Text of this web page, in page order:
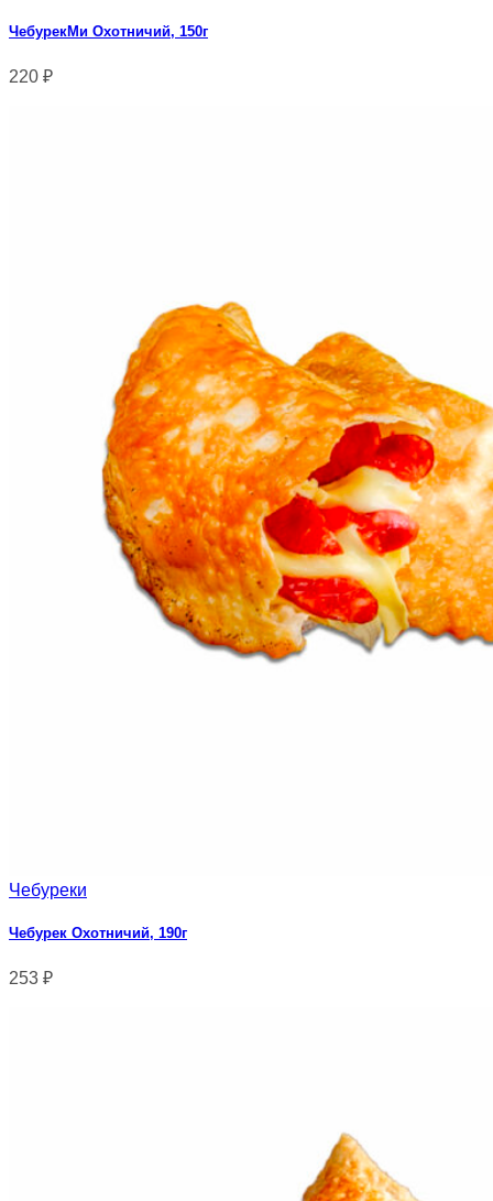
ЧебурекМи Охотничий, 150г
220 ₽
Чебуреки
Чебурек Охотничий, 190г
253 ₽